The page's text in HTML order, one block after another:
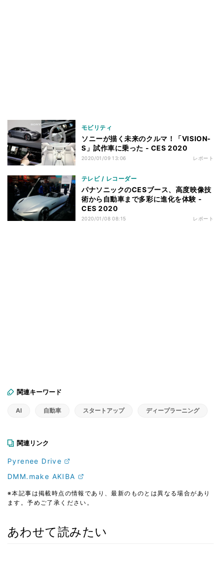
モビリティ
ソニーが描く未来のクルマ！「VISION-
S」試作車に乗った - CES 2020
2020/01/09 13:06 レポート
テレビ / レコーダー
パナソニックのCESブース、高度映像技
術から自動車まで多彩に進化を体験 -
CES 2020
2020/01/08 08:15 レポート
関連キーワード
AI 自動車 スタートアップ ディープラーニング
関連リンク
Pyrenee Drive
DMM.make AKIBA
※本記事は掲載時点の情報であり、最新のものとは異なる場合があり
ます。予めご了承ください。
あわせて読みたい